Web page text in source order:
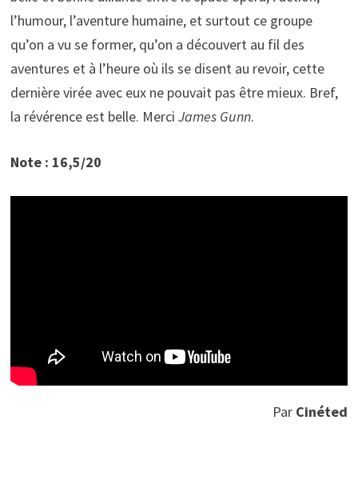
l’humour, l’aventure humaine, et surtout ce groupe
qu’on a vu se former, qu’on a découvert au fil des
aventures et à l’heure où ils se disent au revoir, cette
dernière virée avec eux ne pouvait pas être mieux. Bref,
la révérence est belle. Merci James Gunn.
Note : 16,5/20
Par Cinéted